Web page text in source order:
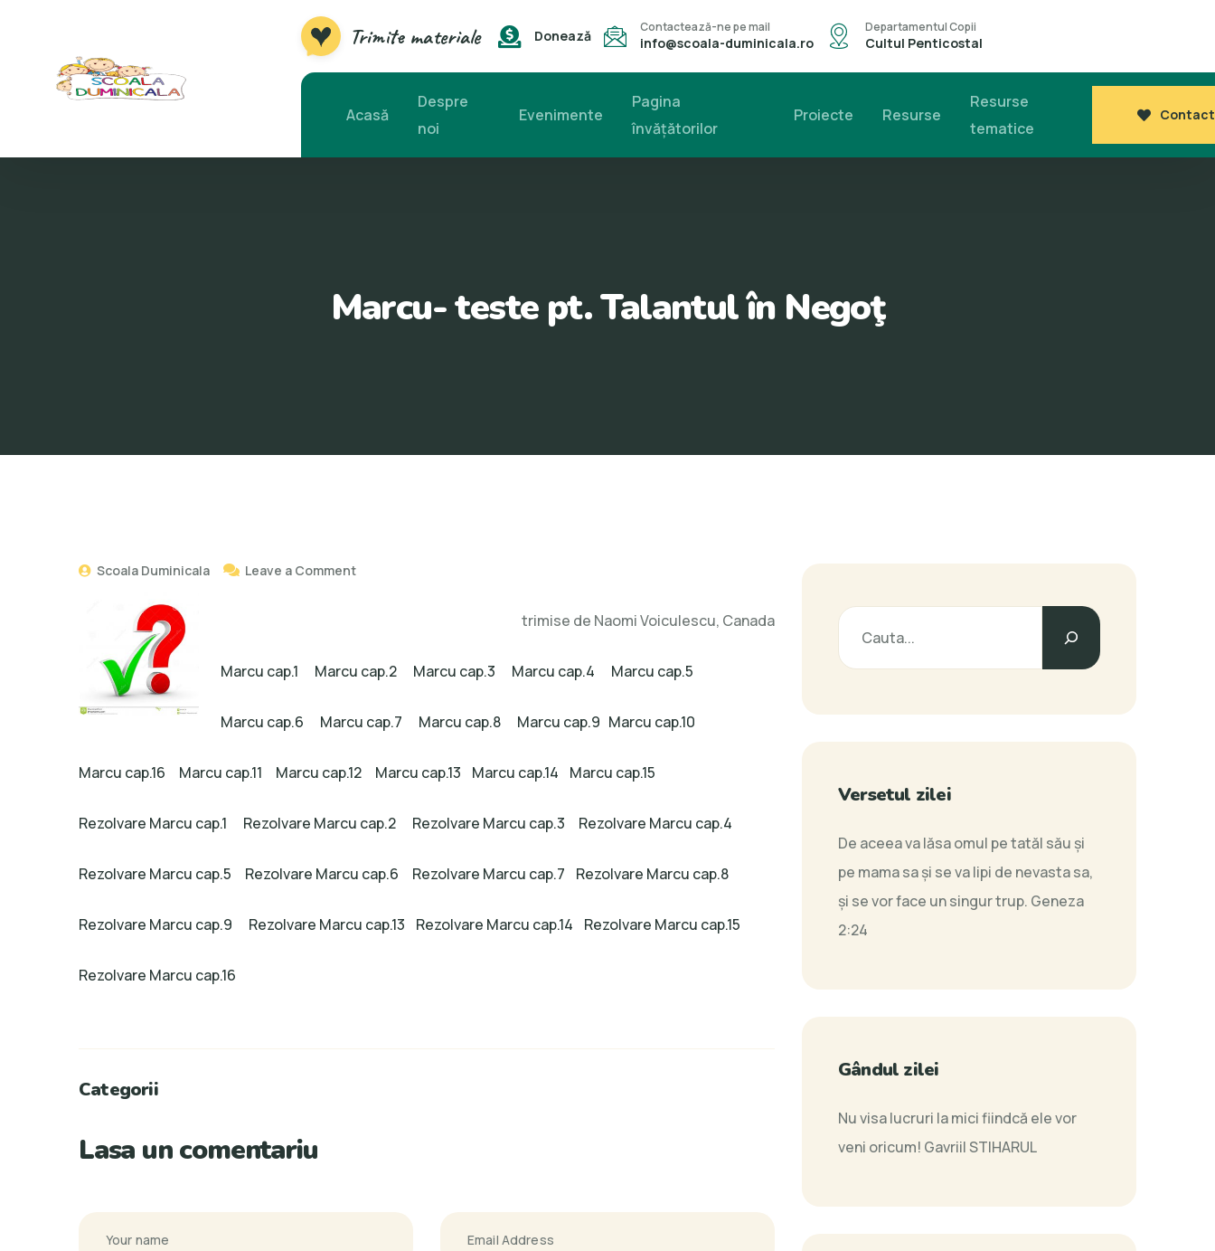
Trimite materiale Donează
Contactează-ne pe mail
info@scoala-duminicala.ro
Departamentul Copii
Cultul Penticostal
Acasă
Despre
noi
Evenimente
Pagina
învăţătorilor
Proiecte Resurse
Resurse
tematice
Contact
Marcu- teste pt. Talantul în Negoţ
Scoala Duminicala Leave a Comment
trimise de Naomi Voiculescu, Canada
Marcu cap.1 Marcu cap.2 Marcu cap.3 Marcu cap.4 Marcu cap.5
Marcu cap.6 Marcu cap.7 Marcu cap.8 Marcu cap.9 Marcu cap.10
Marcu cap.16 Marcu cap.11 Marcu cap.12 Marcu cap.13 Marcu cap.14 Marcu cap.15
Rezolvare Marcu cap.1 Rezolvare Marcu cap.2 Rezolvare Marcu cap.3 Rezolvare Marcu cap.4
Rezolvare Marcu cap.5 Rezolvare Marcu cap.6 Rezolvare Marcu cap.7 Rezolvare Marcu cap.8
Rezolvare Marcu cap.9 Rezolvare Marcu cap.13 Rezolvare Marcu cap.14 Rezolvare Marcu cap.15
Rezolvare Marcu cap.16
Categorii
Lasa un comentariu
Versetul zilei
De aceea va lăsa omul pe tatăl său şi
pe mama sa şi se va lipi de nevasta sa,
şi se vor face un singur trup. Geneza
2:24
Gândul zilei
Nu visa lucruri la mici fiindcă ele vor
veni oricum! Gavriil STIHARUL